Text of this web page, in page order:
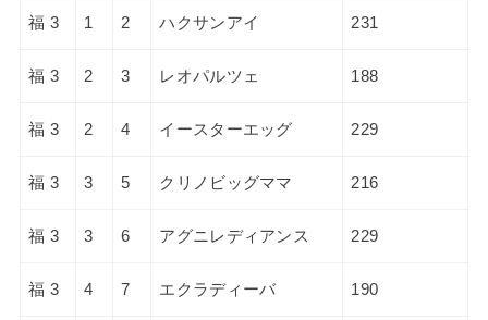
福 3 1 2 ハクサンアイ 231
福 3 2 3 レオパルツェ 188
福 3 2 4 イースターエッグ 229
福 3 3 5 クリノビッグママ 216
福 3 3 6 アグニレディアンス 229
福 3 4 7 エクラディーバ 190